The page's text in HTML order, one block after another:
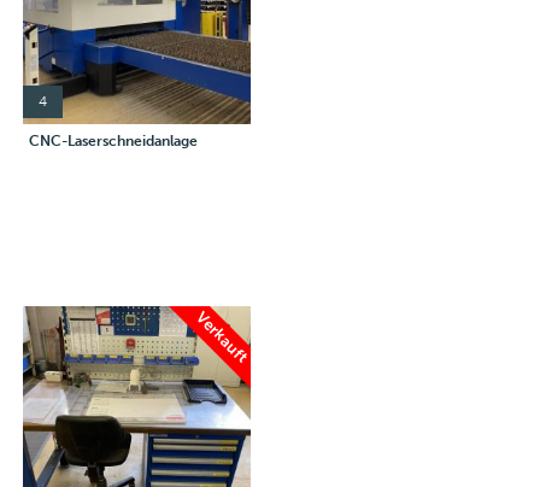
4
CNC-Laserschneidanlage
Verkauft